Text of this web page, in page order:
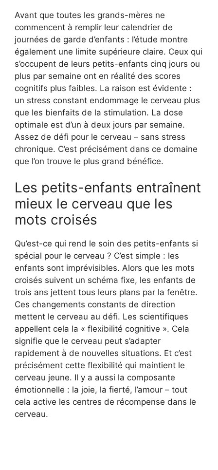
Avant que toutes les grands-mères ne
commencent à remplir leur calendrier de
journées de garde d’enfants : l’étude montre
également une limite supérieure claire. Ceux qui
s’occupent de leurs petits-enfants cinq jours ou
plus par semaine ont en réalité des scores
cognitifs plus faibles. La raison est évidente :
un stress constant endommage le cerveau plus
que les bienfaits de la stimulation. La dose
optimale est d’un à deux jours par semaine.
Assez de défi pour le cerveau – sans stress
chronique. C’est précisément dans ce domaine
que l’on trouve le plus grand bénéfice.
Les petits-enfants entraînent
mieux le cerveau que les
mots croisés
Qu’est-ce qui rend le soin des petits-enfants si
spécial pour le cerveau ? C’est simple : les
enfants sont imprévisibles. Alors que les mots
croisés suivent un schéma fixe, les enfants de
trois ans jettent tous leurs plans par la fenêtre.
Ces changements constants de direction
mettent le cerveau au défi. Les scientifiques
appellent cela la « flexibilité cognitive ». Cela
signifie que le cerveau peut s’adapter
rapidement à de nouvelles situations. Et c’est
précisément cette flexibilité qui maintient le
cerveau jeune. Il y a aussi la composante
émotionnelle : la joie, la fierté, l’amour – tout
cela active les centres de récompense dans le
cerveau.